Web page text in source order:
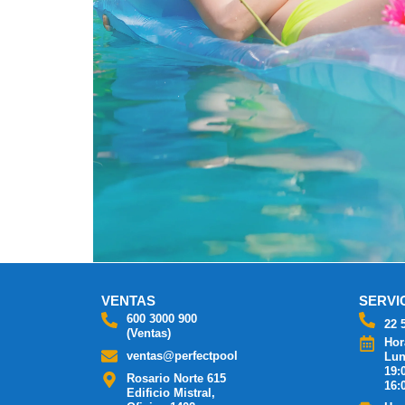
VENTAS
600 3000 900
(Ventas)
ventas@perfectpool
Rosario Norte 615
Edificio Mistral,
22